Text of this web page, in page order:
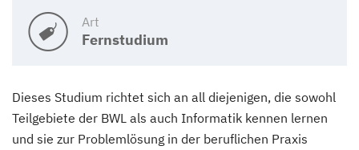
Art
Fernstudium
Dieses Studium richtet sich an all diejenigen, die sowohl
Teilgebiete der BWL als auch Informatik kennen lernen
und sie zur Problemlösung in der beruflichen Praxis